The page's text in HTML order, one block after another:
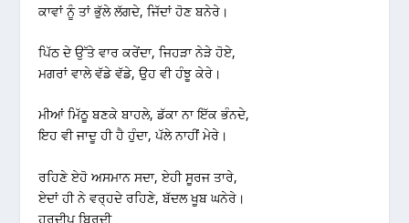
ਕਾਵਾਂ ਨੂੰ ਤਾਂ ਭੁੱਲੇ ਲੱਗਦੇ, ਜਿੱਦਾਂ ਹੋਣ ਬਨੇਰੇ।
ਪਿੱਠ ਦੇ ਉੱਤੇ ਵਾਰ ਕਰੇਂਦਾ, ਜਿਹੜਾ ਨੇੜੇ ਹੋਏ,
ਮਗਰਾਂ ਵਾਲੇ ਵੱਡੇ ਵੱਡੇ, ਉਹ ਵੀ ਹੰਝੂ ਕੇਰੇ।
ਮੀਆਂ ਮਿੱਠੂ ਬਣਕੇ ਬਾਹਲੇ, ਡੱਕਾ ਨਾ ਇੱਕ ਭੰਨਦੇ,
ਇਹ ਵੀ ਜਾਦੂ ਹੀ ਹੈ ਹੁੰਦਾ, ਪੱਲੇ ਨਾਹੀਂ ਮੇਰੇ।
ਰਹਿਣੇ ਏਹੋ ਅਸਮਾਨ ਸਦਾ, ਏਹੀ ਸੂਰਜ ਤਾਰੇ,
ਏਦਾਂ ਹੀ ਨੇ ਵਰ੍ਹਦੇ ਰਹਿਣੇ, ਬੱਦਲ ਖੂਬ ਘਨੇਰੇ।
ਹਰਦੀਪ ਬਿਰਦੀ